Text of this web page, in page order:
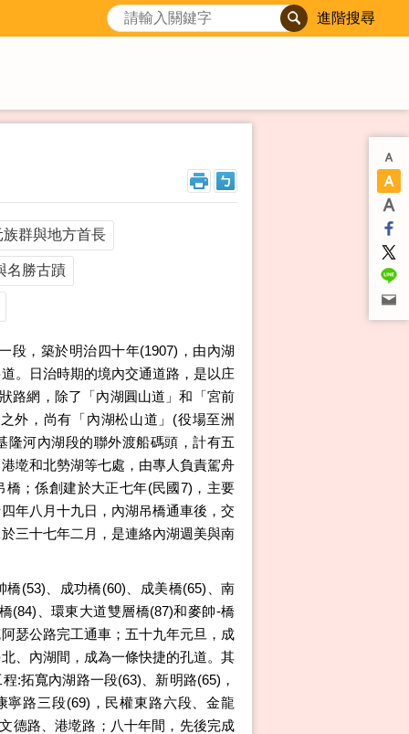
進階搜尋
群與地方首長
名勝古蹟
段，築於明治四十年(1907)，由內湖
。日治時期的境內交通道路，是以庄
路網，除了「內湖圓山道」和「宮前
外，尚有「內湖松山道」(役場至洲
河內湖段的聯外渡船碼頭，計有五
墘和北勢湖等七處，由專人負責駕舟
；係創建於大正七年(民國7)，主要
年八月十九日，內湖吊橋通車後，交
三十七年二月，是連絡內湖週美與南
(53)、成功橋(60)、成美橋(65)、南
(84)、環東大道雙層橋(87)和麥帥-橋
瑟公路完工通車；五十九年元旦，成
、內湖間，成為一條快捷的孔道。其
:拓寬內湖路一段(63)、新明路(65)，
路三段(69)，民權東路六段、金龍
德路、港墘路；八十年間，先後完成